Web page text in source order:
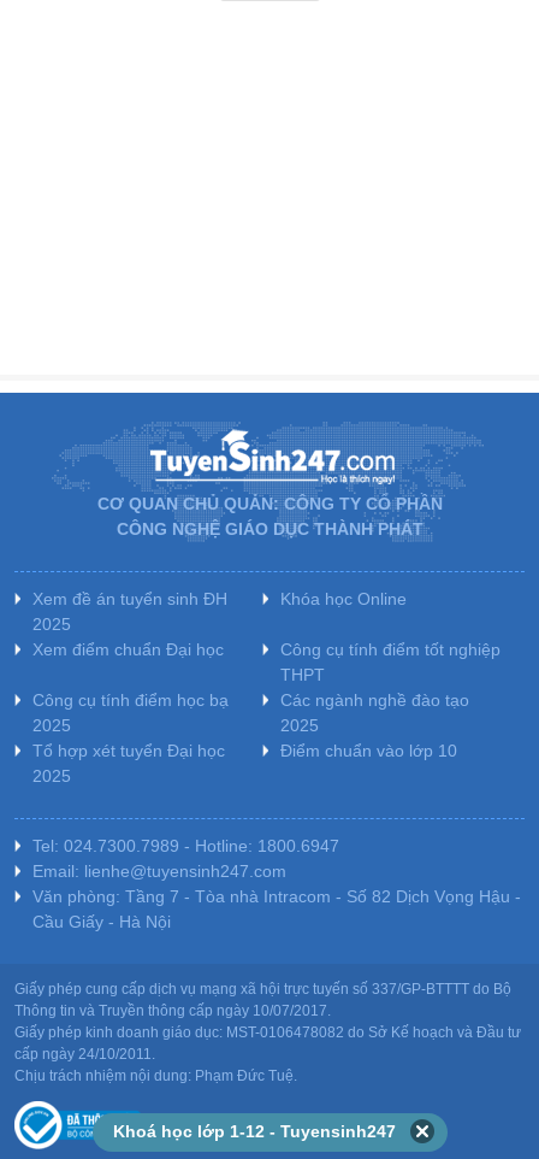
CƠ QUAN CHỦ QUẢN: CÔNG TY CỔ PHẦN
CÔNG NGHỆ GIÁO DỤC THÀNH PHÁT
Xem đề án tuyển sinh ĐH
2025
Khóa học Online
Xem điểm chuẩn Đại học
Công cụ tính điểm tốt nghiệp
THPT
Công cụ tính điểm học bạ
2025
Các ngành nghề đào tạo
2025
Tổ hợp xét tuyển Đại học
2025
Điểm chuẩn vào lớp 10
Tel: 024.7300.7989 - Hotline: 1800.6947
Email: lienhe@tuyensinh247.com
Văn phòng: Tầng 7 - Tòa nhà Intracom - Số 82 Dịch Vọng Hậu -
Cầu Giấy - Hà Nội
Giấy phép cung cấp dịch vụ mạng xã hội trực tuyến số 337/GP-BTTTT do Bộ
Thông tin và Truyền thông cấp ngày 10/07/2017.
Giấy phép kinh doanh giáo dục: MST-0106478082 do Sở Kế hoạch và Đầu tư
cấp ngày 24/10/2011.
Chịu trách nhiệm nội dung: Phạm Đức Tuệ.
Khoá học lớp 1-12 - Tuyensinh247